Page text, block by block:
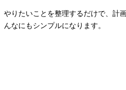
やりたいことを整理するだけで、計
んなにもシンプルになります。